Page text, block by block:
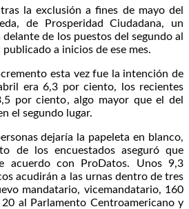
la exclusión a fines de mayo del
de Prosperidad Ciudadana, un
de los puestos del segundo al
a inicios de ese mes.
esta vez fue la intención de
era 6,3 por ciento, los recientes
por ciento, algo mayor que el del
el segundo lugar.
dejaría la papeleta en blanco,
de los encuestados aseguró que
acuerdo con ProDatos. Unos 9,3
acudirán a las urnas dentro de tres
mandatario, vicemandatario, 160
al Parlamento Centroamericano y